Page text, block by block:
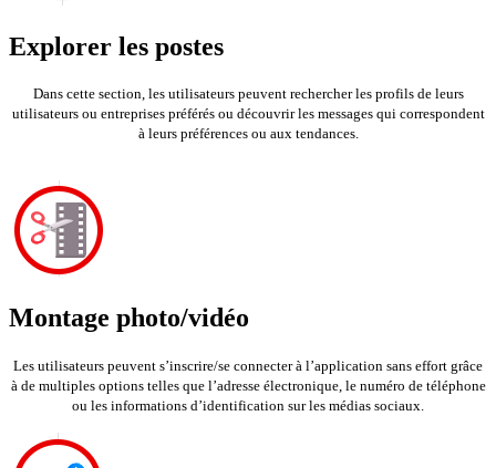
Explorer les postes
Dans cette section, les utilisateurs peuvent rechercher les profils de leurs
utilisateurs ou entreprises préférés ou découvrir les messages qui correspondent
à leurs préférences ou aux tendances.
Montage photo/vidéo
Les utilisateurs peuvent s’inscrire/se connecter à l’application sans effort grâce
à de multiples options telles que l’adresse électronique, le numéro de téléphone
ou les informations d’identification sur les médias sociaux.